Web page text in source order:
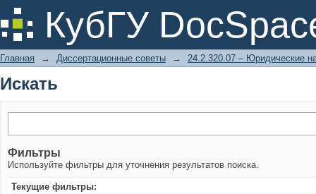
КубГУ
Искать
Главная → Диссертационные советы → 24.2.320.07 – Юридические
Искать
Фильтры
Используйте фильтры для уточнения результатов поиска.
Текущие фильтры: